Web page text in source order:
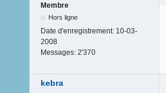
Membre
Hors ligne
Date d'enregistrement: 10-03-
2008
Messages: 2'370
kebra